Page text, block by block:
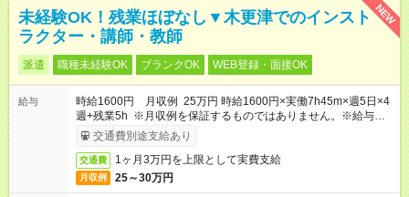
NEW
未経験OK！残業ほぼなし▼木更津でのインスト
ラクター・講師・教師
派遣 職種未経験OK ブランクOK WEB登録・面接OK
給与
時給1600円 月収例 25万円 時給1600円×実働7h45m×週5日×4
週+残業5h ※月収例を保証するものではありません。※給与即受
取りサービス利用可（利用条件有）
交通費別途支給あり
交通費 1ヶ月3万円を上限として実費支給
月収例 25～30万円